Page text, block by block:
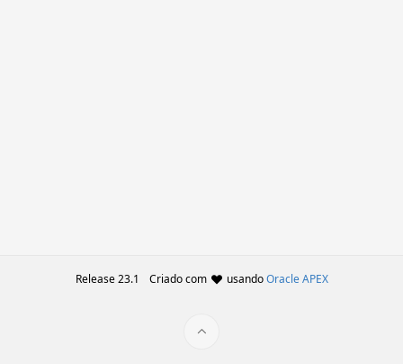
Release 23.1 Criado com usandoOracle APEX